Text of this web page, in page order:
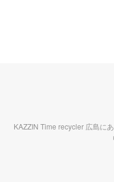
KAZZIN Time recycler 広島に